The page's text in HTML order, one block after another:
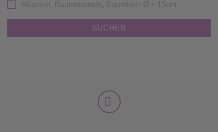
Wurzeln, Baumstümpfe, Baumholz Ø > 15cm